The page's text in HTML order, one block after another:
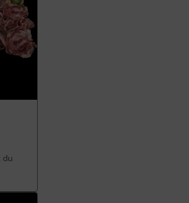
du